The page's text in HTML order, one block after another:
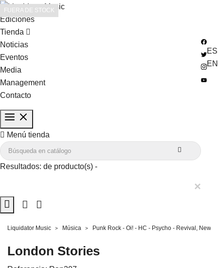
Ediciones
Tienda
Noticias
Eventos
Media
Management
Contacto
ES
EN
 Menú tienda

Resultados: de producto(s) -
×

Liquidator Music Música Punk Rock - Oi! - HC - Psycho - Revival, New
London Stories
FUERA DE STOCK